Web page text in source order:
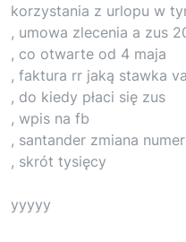
korzystania z urlopu w
, umowa zlecenia a zus
, co otwarte od 4 maja
, faktura rr jaką stawka
, do kiedy płaci się zus
, wpis na fb
, santander zmiana
, skrót tysięcy
yyyyy